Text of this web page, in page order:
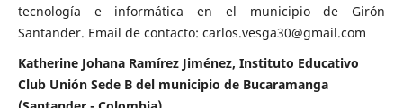
tecnología e informática en el municipio de Girón
Santander. Email de contacto: carlos.vesga30@gmail.com
Katherine Johana Ramírez Jiménez, Instituto Educativo
Club Unión Sede B del municipio de Bucaramanga